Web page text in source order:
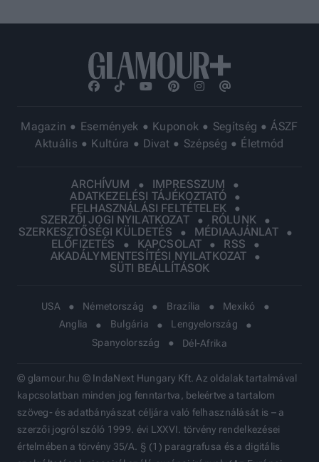
Magazin Események Kuponok Segítség
ÁSZF
Aktuális
Kultúra Divat Szépség Életmód
ARCHÍVUM
IMPRESSZUM
ADATKEZELÉSI TÁJÉKOZTATÓ
FELHASZNÁLÁSI FELTÉTELEK
SZERZŐI JOGI NYILATKOZAT
RÓLUNK
SZERKESZTŐSÉGI KÜLDETÉS
MÉDIAAJÁNLAT
ELŐFIZETÉS
KAPCSOLAT
RSS
AKADÁLYMENTESÍTÉSI NYILATKOZAT
SÜTI BEÁLLÍTÁSOK
USA Németország Brazília
Mexikó
Anglia
Bulgária
Lengyelország
Spanyolország
Dél-Afrika
© glamour.hu © IndaNext Hungary Kft. Az oldalak tartalmával
kapcsolatban minden jog fenntartva, beleértve a tartalom
szöveg- és adatbányászat céljára való felhasználását is – a
szerzői jogról szóló 1999. évi LXXVI. törvény rendelkezései
értelmében a törvény 35/A. § (1) paragrafusa és a digitális